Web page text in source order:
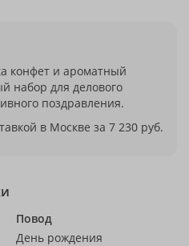
конфет и ароматный
набор для делового
поздравления.
в Москве за 7 230 руб.
Повод
День рождения